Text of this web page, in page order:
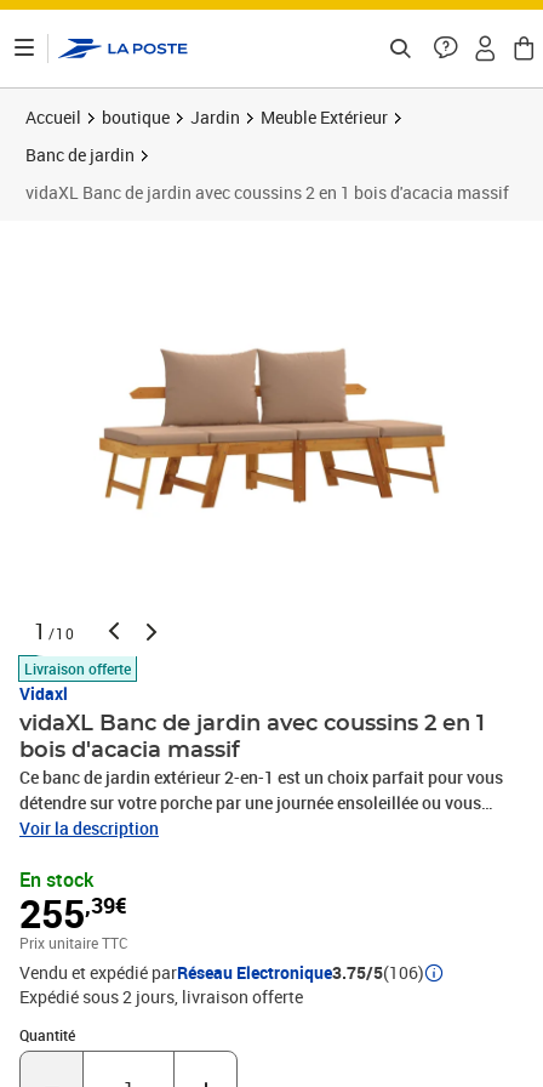
Accueil boutique Jardin
Meuble Extérieur
Banc de jardin
vidaXL Banc de jardin avec coussins 2 en 1 bois d'acacia massif
1 /10
Livraison offerte
Vidaxl
vidaXL Banc de jardin avec coussins 2 en 1
bois d'acacia massif
Ce banc de jardin extérieur 2-en-1 est un choix parfait pour vous
détendre sur votre porche par une journée ensoleillée ou vous
allonger pour observer les étoiles la nuit. Robuste et stable : le
Ses couleurs variées et ses grains uniques lui confèrent un aspect
attrayant. Sa stabilité et sa résistance aux intempéries en font un
matériau idéal pour la fabrication de meubles d'intérieur et
d'extérieur.Conception 2 en 1 : le siège de jardin peut être converti
d'un banc en un lit de jour et inversement rapidement et facilement
grâce aux côtés réglables.Expérience d'assise confortable : ce
mobilier d'extérieur, doté de coussins épais, offre une expérience
d'assise confortable.Bien ventilé et prévention de l'accumulation
Voir la description
En stock
255,39€
Prix unitaire TTC
Vendu et expédié parRéseau Electronique3.75/5(106)
Expédié sous 2 jours livraison offerte
Quantité
Quantité : 1